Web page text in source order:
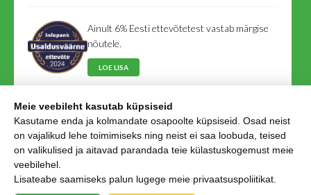
Ainult 6% Eesti ettevõtetest vastab märgise
nõutele.
LOE LISA
Tehingukeskus on Eesti Võlausaldajate Liidu
liige.
LOE LISA
Meie veebileht kasutab küpsiseid
Kasutame enda ja kolmandate osapoolte küpsiseid. Osad neist
on vajalikud lehe toimimiseks ning neist ei saa loobuda, teised
on valikulised ja aitavad parandada teie külastuskogemust meie
veebilehel.
Lisateabe saamiseks palun lugege meie privaatsuspoliitikat